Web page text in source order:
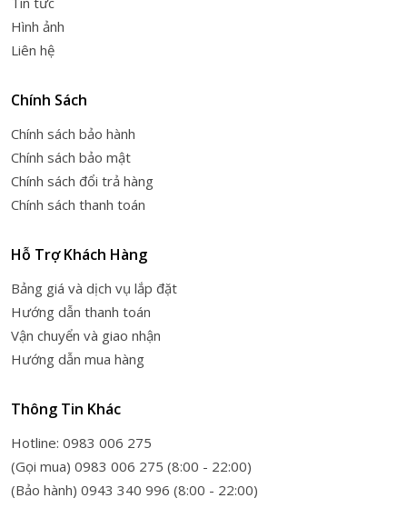
Hình ảnh
Liên hệ
Chính Sách
Chính sách bảo hành
Chính sách bảo mật
Chính sách đổi trả hàng
Chính sách thanh toán
Hỗ Trợ Khách Hàng
Bảng giá và dịch vụ lắp đặt
Hướng dẫn thanh toán
Vận chuyển và giao nhận
Hướng dẫn mua hàng
Thông Tin Khác
Hotline: 0983 006 275
(Gọi mua) 0983 006 275 (8:00 - 22:00)
(Bảo hành) 0943 340 996 (8:00 - 22:00)